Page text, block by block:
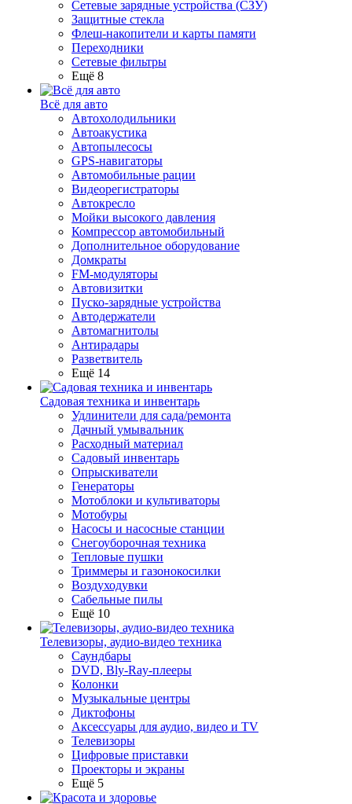
Сетевые зарядные устройства (СЗУ)
Защитные стекла
Флеш-накопители и карты памяти
Переходники
Сетевые фильтры
Ещё 8
Всё для авто
Автохолодильники
Автоакустика
Автопылесосы
GPS-навигаторы
Автомобильные рации
Видеорегистраторы
Автокресло
Мойки высокого давления
Компрессор автомобильный
Дополнительное оборудование
Домкраты
FM-модуляторы
Автовизитки
Пуско-зарядные устройства
Автодержатели
Автомагнитолы
Антирадары
Разветвитель
Ещё 14
Садовая техника и инвентарь
Удлинители для сада/ремонта
Дачный умывальник
Расходный материал
Садовый инвентарь
Опрыскиватели
Генераторы
Мотоблоки и культиваторы
Мотобуры
Насосы и насосные станции
Снегоуборочная техника
Тепловые пушки
Триммеры и газонокосилки
Воздуходувки
Сабельные пилы
Ещё 10
Телевизоры, аудио-видео техника
Саундбары
DVD, Bly-Ray-плееры
Колонки
Музыкальные центры
Диктофоны
Аксессуары для аудио, видео и TV
Телевизоры
Цифровые приставки
Проекторы и экраны
Ещё 5